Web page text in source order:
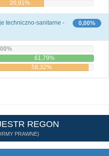
20,91%
0,00%
techniczno-sanitarne -
61,79%
58,32%
REGON
PRAWNE)